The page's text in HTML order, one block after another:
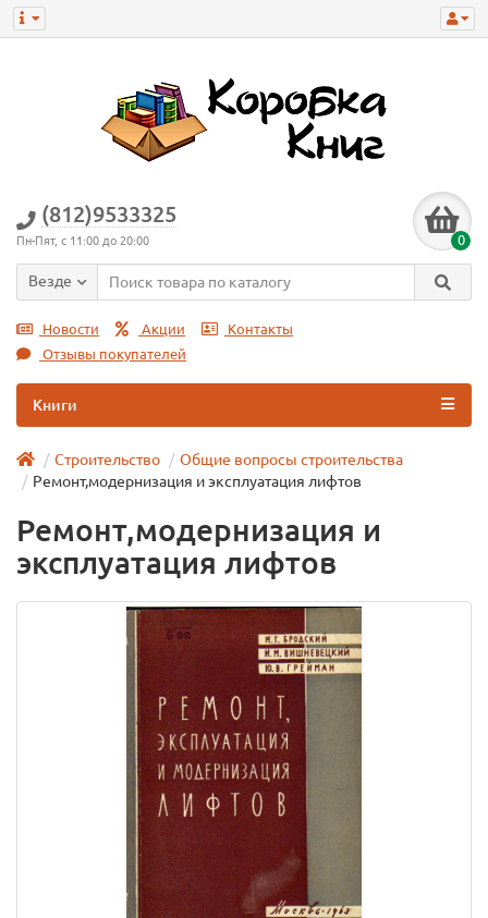
(812)9533325
Пн-Пят, с 11:00 до 20:00 0
Везде
Новости Акции
Контакты
Отзывы покупателей
Книги
Строительство
Общие вопросы строительства
Ремонт,модернизация и эксплуатация лифтов
Ремонт,модернизация и
эксплуатация лифтов